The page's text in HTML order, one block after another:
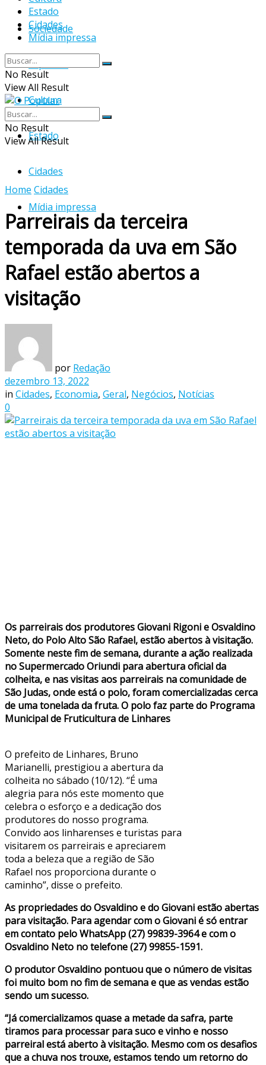
Sociedade
Esportes
Cultura
Estado
Cidades
Mídia impressa
Estado
Cidades
Mídia impressa
No Result
View All Result
No Result
View All Result
Home Cidades
Parreirais da terceira
temporada da uva em São
Rafael estão abertos a
visitação
por Redação
dezembro 13, 2022
in Cidades, Economia, Geral, Negócios, Notícias
0
Os parreirais dos produtores Giovani Rigoni e Osvaldino
Neto, do Polo Alto São Rafael, estão abertos à visitação.
Somente neste fim de semana, durante a ação realizada
no Supermercado Oriundi para abertura oficial da
colheita, e nas visitas aos parreirais na comunidade de
São Judas, onde está o polo, foram comercializadas cerca
de uma tonelada da fruta. O polo faz parte do Programa
Municipal de Fruticultura de Linhares
O prefeito de Linhares, Bruno
Marianelli, prestigiou a abertura da
colheita no sábado (10/12). “É uma
alegria para nós este momento que
celebra o esforço e a dedicação dos
produtores do nosso programa.
Convido aos linharenses e turistas para
visitarem os parreirais e apreciarem
toda a beleza que a região de São
Rafael nos proporciona durante o
caminho”, disse o prefeito.
As propriedades do Osvaldino e do Giovani estão abertas
para visitação. Para agendar com o Giovani é só entrar
em contato pelo WhatsApp (27) 99839-3964 e com o
Osvaldino Neto no telefone (27) 99855-1591.
O produtor Osvaldino pontuou que o número de visitas
foi muito bom no fim de semana e que as vendas estão
sendo um sucesso.
“Já comercializamos quase a metade da safra, parte
tiramos para processar para suco e vinho e nosso
parreiral está aberto à visitação. Mesmo com os desafios
que a chuva nos trouxe, estamos tendo um retorno do